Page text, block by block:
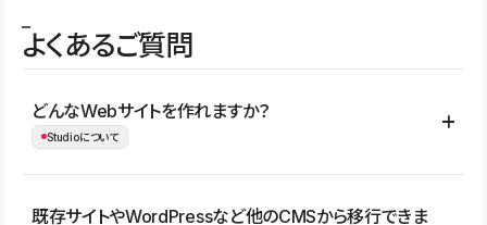
よくあるご質問
どんなWebサイトを作れますか？
Studioについて
コーポレートサイト、サービスサイト、LP、採用サイト、ブロ
既存サイトやWordPressなど他のCMSから移行できま